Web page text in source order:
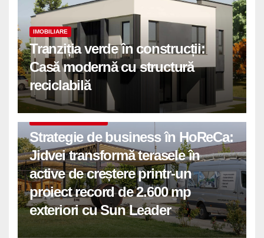
IMOBILIARE
Tranziția verde în construcții:
Casă modernă cu structură
reciclabilă
Strategie de business în HoReCa:
Jidvei transformă terasele în
active de creștere printr-un
proiect record de 2.600 mp
exteriori cu Sun Leader